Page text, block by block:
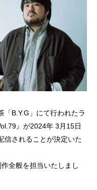
「B.Y.G」にて行われたラ
』が2024年 3月15日
信されることが決定いた
全般を担当いたしまし